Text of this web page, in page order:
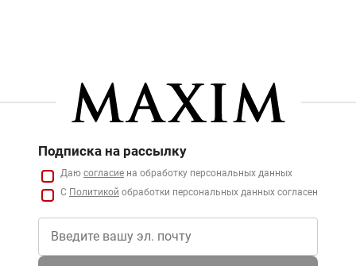
Подписка на рассылку
Даю согласие на обработку персональных данных
С Политикой обработки персональных данных согласен